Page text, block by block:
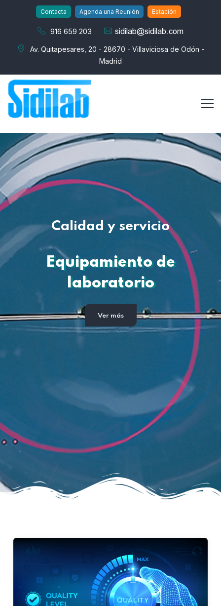
Contacta Agenda una Reunión Estación
916 659 203
Av. Quitapesares, 20 - 28670 - Villaviciosa de Odón -
Madrid
Nuevo Servicio
Desarrollo de proyectos
y equipos a medida